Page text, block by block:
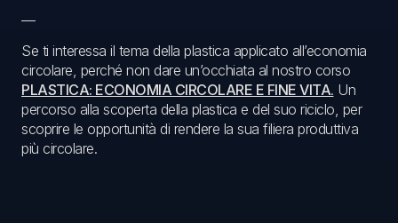
—
Se ti interessa il tema della plastica applicato all’economia
circolare, perché non dare un’occhiata al nostro corso
PLASTICA: ECONOMIA CIRCOLARE E FINE VITA. Un
percorso alla scoperta della plastica e del suo riciclo, per
scoprire le opportunità di rendere la sua filiera produttiva
più circolare.